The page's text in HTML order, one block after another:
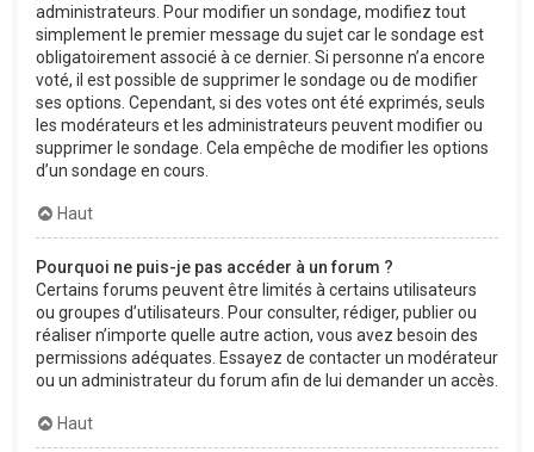
administrateurs. Pour modifier un sondage, modifiez tout
simplement le premier message du sujet car le sondage est
obligatoirement associé à ce dernier. Si personne n’a encore
voté, il est possible de supprimer le sondage ou de modifier
ses options. Cependant, si des votes ont été exprimés, seuls
les modérateurs et les administrateurs peuvent modifier ou
supprimer le sondage. Cela empêche de modifier les options
d’un sondage en cours.
Haut
Pourquoi ne puis-je pas accéder à un forum ?
Certains forums peuvent être limités à certains utilisateurs
ou groupes d’utilisateurs. Pour consulter, rédiger, publier ou
réaliser n’importe quelle autre action, vous avez besoin des
permissions adéquates. Essayez de contacter un modérateur
ou un administrateur du forum afin de lui demander un accès.
Haut